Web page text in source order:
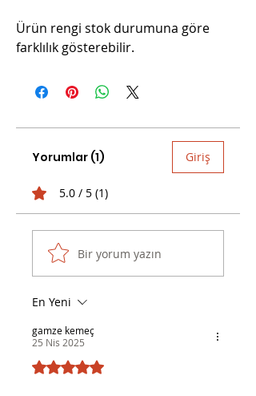
Ürün rengi stok durumuna göre
farklılık gösterebilir.
Yorumlar (1) Giriş
5.0 / 5 (1)
Bir yorum yazın
En Yeni
gamze kemeç
25 Nis 2025
5 üzerinden 5 yıldız